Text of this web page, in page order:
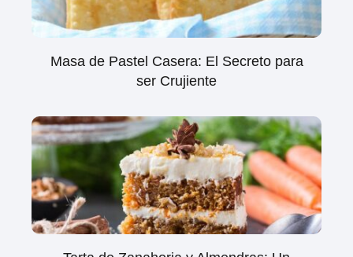
Masa de Pastel Casera: El Secreto para
ser Crujiente